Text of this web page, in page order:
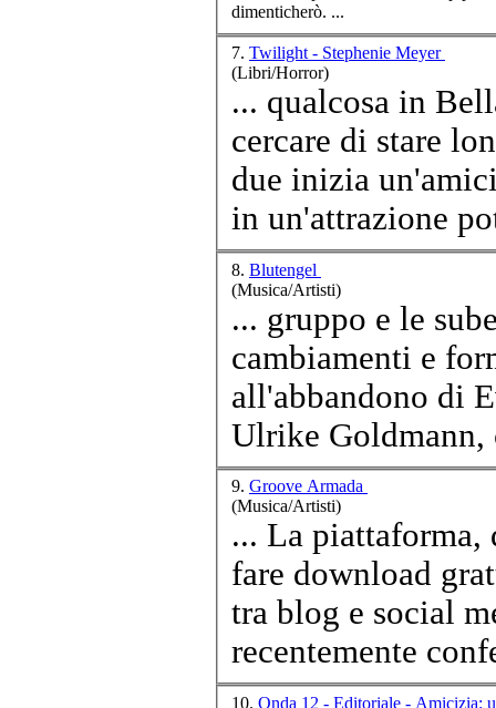
dimenticherò. ...
7. Twilight - Stephenie Meyer
(Libri/Horror)
... qualcosa in
cercare di stare
due inizia un'
in un'attrazione
8. Blutengel
(Musica/Artisti)
... gruppo e le
cambiamenti e
all'abbandono di
Ulrike Goldmann,
9. Groove Armada
(Musica/Artisti)
... La
fare download
tra blog e social media
recentemente
10. Onda 12 - Editoriale - Amicizia: